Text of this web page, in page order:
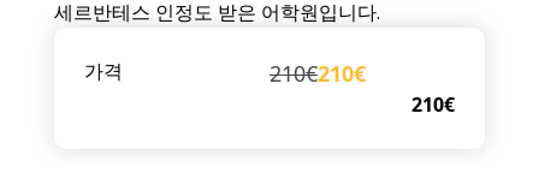
세르반테스 인정도 받은 어학원입니다.
가격
210€
210€210€